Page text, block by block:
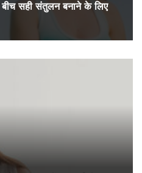
सही संतुलन बनाने के लिए